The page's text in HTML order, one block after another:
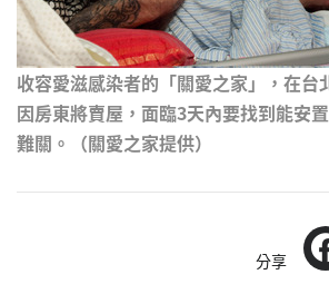
收容愛滋感染者的「關愛之家」，在台
因房東將賣屋，面臨3天內要找到能安
難關。（關愛之家提供）
分享